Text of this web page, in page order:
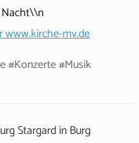
Nacht\\n
www.kirche-mv.de
#Konzerte #Musik
StargardinBurg